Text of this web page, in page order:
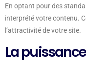
En optant pour des
interprété votre contenu.
l’attractivité de votre site.
La